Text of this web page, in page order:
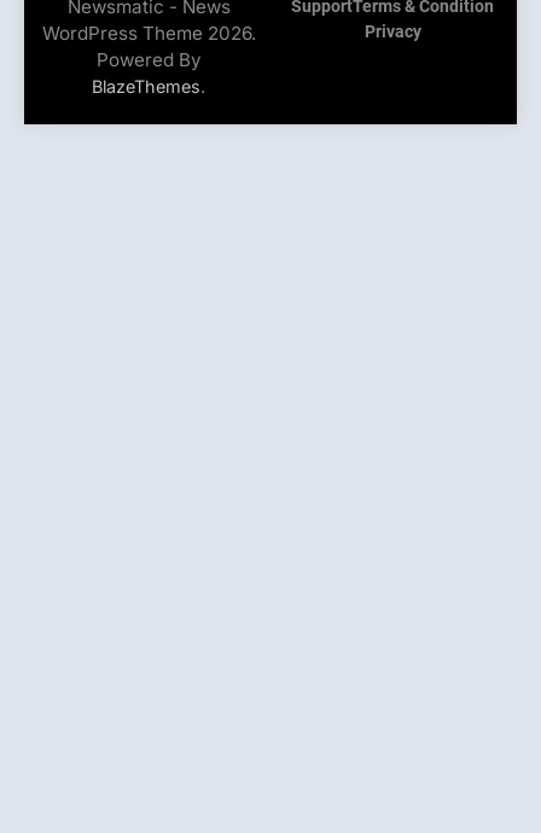
Newsmatic - News
WordPress Theme 2026.
Powered By
BlazeThemes.
SupportTerms & Condition
Privacy